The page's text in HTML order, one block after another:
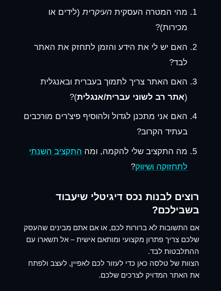
מהי המטרה העסקית העיקרית(לידים או
מכירות)?
האם יש לי את הידע והזמן לתחזק את האתר
לבד?
האם האתר צריך לתמוך בעברית ובאנגלית
(אתר רב לשוני עברית/אנגלית)?
האם אני מתכנן לגדול ולהוסיף פיצ'רים מורכבים
בעתיד הקרוב?
מה התקציב שלי להקמה, ומה התקציב השנתי
לתחזוקה ושיווק?
רוצים לבנות נכס דיגיטלי שיעבוד
בשבילכם?
אם התשובות לא ברורות לכם, או אם אתם מבינים שהעסק
שלכם צריך פתרון מקצועי ומותאם אישית – אל תשארו עם
ההתלבטות לבד.
הצוות של טלסה כאן כדי לעזור לכם לאפיין, לעצב ולפתח
את האתר המדויק לצרכים שלכם.